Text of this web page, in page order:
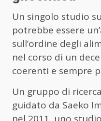
Un singolo studio
potrebbe essere
sull’ordine degli
nel corso di un
coerenti e sempre
Un gruppo di
guidato da Saeko
nel 2011, uno